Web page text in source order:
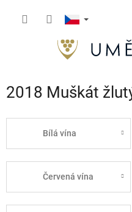
2018 Muškát
Bílá vína
Červená vína